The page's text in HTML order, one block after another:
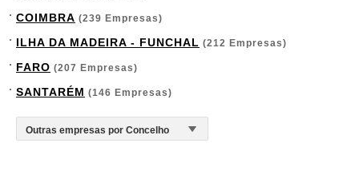
COIMBRA (239 Empresas)
ILHA DA MADEIRA - FUNCHAL (212 Empresas)
FARO (207 Empresas)
SANTARÉM (146 Empresas)